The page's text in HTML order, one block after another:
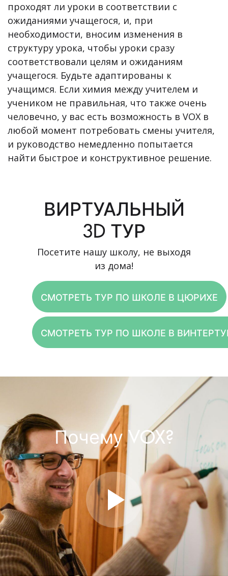
проходят ли уроки в соответствии с
ожиданиями учащегося, и, при
необходимости, вносим изменения в
структуру урока, чтобы уроки сразу
соответствовали целям и ожиданиям
учащегося. Будьте адаптированы к
учащимся. Если химия между учителем и
учеником не правильная, что также очень
человечно, у вас есть возможность в VOX в
любой момент потребовать смены учителя,
и руководство немедленно попытается
найти быстрое и конструктивное решение.
ВИРТУАЛЬНЫЙ
3D ТУР
Посетите нашу школу, не выходя
из дома!
СМОТРЕТЬ ТУР ПО ШКОЛЕ В ЦЮРИХЕ
СМОТРЕТЬ ТУР ПО ШКОЛЕ В
Почему VOX?